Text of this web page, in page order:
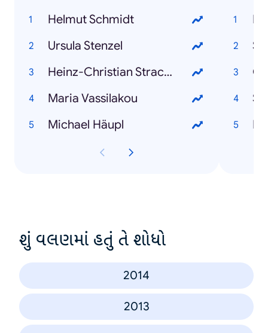
Helmut Schmidt
Ursula Stenzel
Heinz-Christian Strache
Maria Vassilakou
Michael Häupl
શું વલણમાં હતું તે શોધો
2014
2013